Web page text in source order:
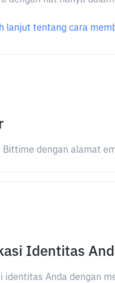
lanjut tentang cara
Bittime dengan alamat
Identitas
identitas Anda dengan